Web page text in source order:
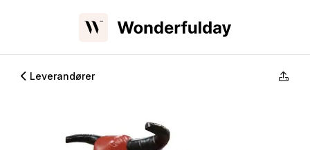
Leverandører